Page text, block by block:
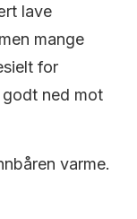
lave
mange
for
ned mot
varme.